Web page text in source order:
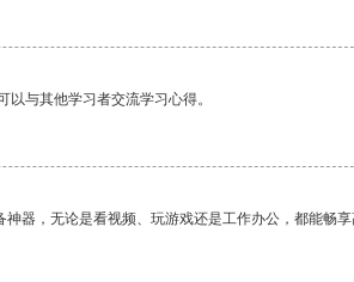
与其他学习者交流学习心得。
器，无论是看视频、玩游戏还是工作办公，都能畅享